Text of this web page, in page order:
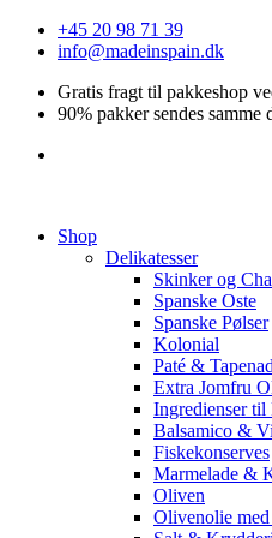
Videre+45 20 98 71 39
info@madeinspain.dk
Gratis fragt til pakkeshop
90% pakker sendes
Shop
Delikatesser
Skinker og
Spanske Oste
Spanske Pølser
Kolonial
Paté &
Extra Jomfru
Ingredienser til
Balsamico &
Fiskekonserves
Marmelade &
Oliven
Olivenolie med